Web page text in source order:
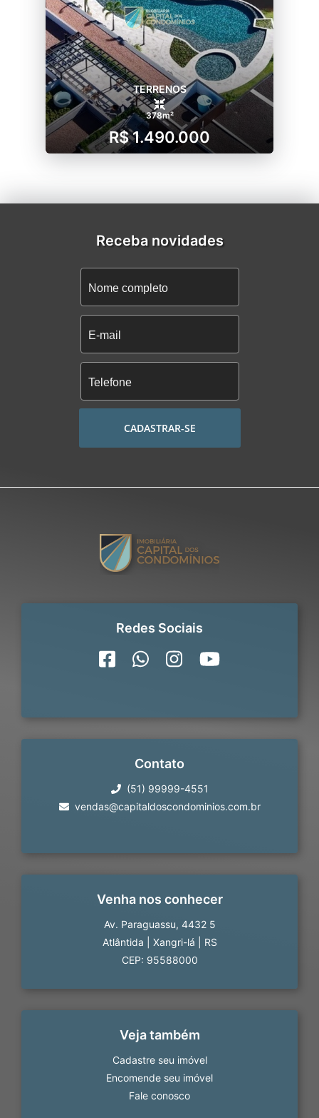
TERRENOS
378m²
R$ 1.490.000
Receba novidades
CADASTRAR-SE
Redes Sociais
Contato
(51) 99999-4551
vendas@capitaldoscondominios.com.br
Venha nos conhecer
Av. Paraguassu, 4432 5
Atlântida
Xangri-lá
RS
CEP: 95588000
Veja também
Cadastre seu imóvel
Encomende seu imóvel
Fale conosco